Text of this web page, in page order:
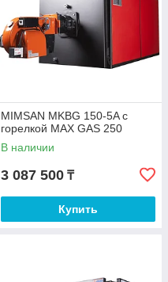
MIMSAN MKBG 150-5A с
горелкой MAX GAS 250
В наличии
3 087 500 ₸
Купить